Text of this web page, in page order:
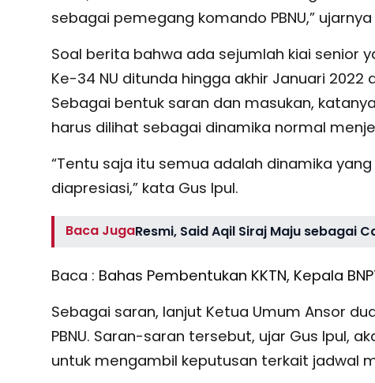
sebagai pemegang komando PBNU,”
Soal berita bahwa ada sejumlah kiai senior
Ke-34 NU ditunda hingga akhir Januari
Sebagai bentuk saran dan masukan,
harus dilihat sebagai dinamika normal
“Tentu saja itu semua adalah dinamika
diapresiasi,” kata Gus Ipul.
Baca JugaResmi, Said Aqil Siraj Maju sebagai
Baca : Bahas Pembentukan KKTN, Kepala
Sebagai saran, lanjut Ketua Umum Ansor
PBNU. Saran-saran tersebut, ujar Gus Ipul,
untuk mengambil keputusan terkait jadwal